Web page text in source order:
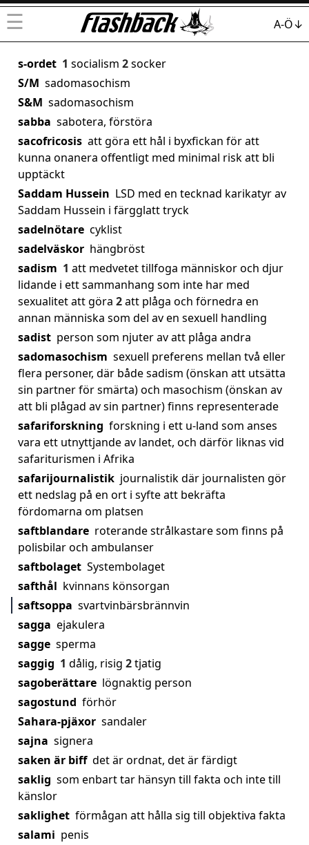
☰ A-Ö↓
s-ordet 1 socialism 2socker
S/M sadomasochism
S&M sadomasochism
sabba sabotera, förstöra
sacofricosis att göra ett hål i byxfickan för att
kunna onanera offentligt med minimal risk att bli
upptäckt
Saddam Hussein LSD med en tecknad karikatyr av
Saddam Hussein i färgglatt tryck
sadelnötare cyklist
sadelväskor hängbröst
sadism 1 att medvetet tillfoga människor och djur
lidande i ett sammanhang som inte har med
sexualitet att göra 2att plåga och förnedra en
annan människa som del av en sexuell handling
sadist person som njuter av att plåga andra
sadomasochism sexuell preferens mellan två eller
flera personer, där både sadism (önskan att utsätta
sin partner för smärta) och masochism (önskan av
att bli plågad av sin partner) finns representerade
safariforskning forskning i ett u-land som anses
vara ett utnyttjande av landet, och därför liknas vid
safariturismen i Afrika
safarijournalistik journalistik där journalisten gör
ett nedslag på en ort i syfte att bekräfta
fördomarna om platsen
saftblandare roterande strålkastare som finns på
polisbilar och ambulanser
saftbolaget Systembolaget
safthål kvinnans könsorgan
saftsoppa svartvinbärsbrännvin
sagga ejakulera
sagge sperma
saggig 1 dålig, risig 2tjatig
sagoberättare lögnaktig person
sagostund förhör
Sahara-pjäxor sandaler
sajna signera
saken är biff det är ordnat, det är färdigt
saklig som enbart tar hänsyn till fakta och inte till
känslor
saklighet förmågan att hålla sig till objektiva fakta
salami penis